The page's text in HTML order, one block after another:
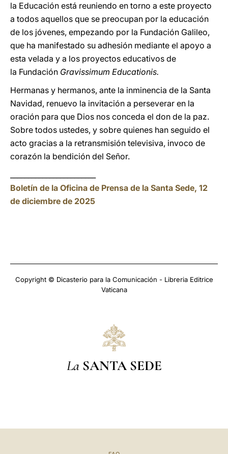
la Educación está reuniendo en torno a este proyecto
a todos aquellos que se preocupan por la educación
de los jóvenes, empezando por la Fundación Galileo,
que ha manifestado su adhesión mediante el apoyo a
esta velada y a los proyectos educativos de
la Fundación Gravissimum Educationis.
Hermanas y hermanos, ante la inminencia de la Santa
Navidad, renuevo la invitación a perseverar en la
oración para que Dios nos conceda el don de la paz.
Sobre todos ustedes, y sobre quienes han seguido el
acto gracias a la retransmisión televisiva, invoco de
corazón la bendición del Señor.
Boletín de la Oficina de Prensa de la Santa Sede, 12
de diciembre de 2025
Copyright © Dicasterio para la Comunicación - Libreria Editrice
Vaticana
La SANTA SEDE